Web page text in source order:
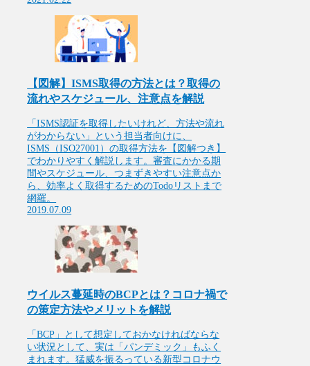
【図解】ISMS取得の方法とは？取得の
流れやスケジュール、注意点を解説
「ISMS認証を取得したいけれど、方法や流れ
がわからない」という担当者向けに、
ISMS（ISO27001）の取得方法を【図解つき】
でわかりやすく解説します。審査にかかる期
間やスケジュール、つまずきやすい注意点か
ら、効率よく取得するためのTodoリストまで
網羅。
2019.07.09
ウイルス蔓延時のBCPとは？コロナ禍で
の策定方法やメリットを解説
「BCP」として想定しておかなければならな
い状況として、実は「パンデミック」もふく
まれます。猛威を振るっている新型コロナウ